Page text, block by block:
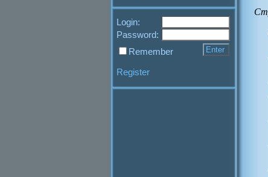
Login:
Password:
Remember
Register